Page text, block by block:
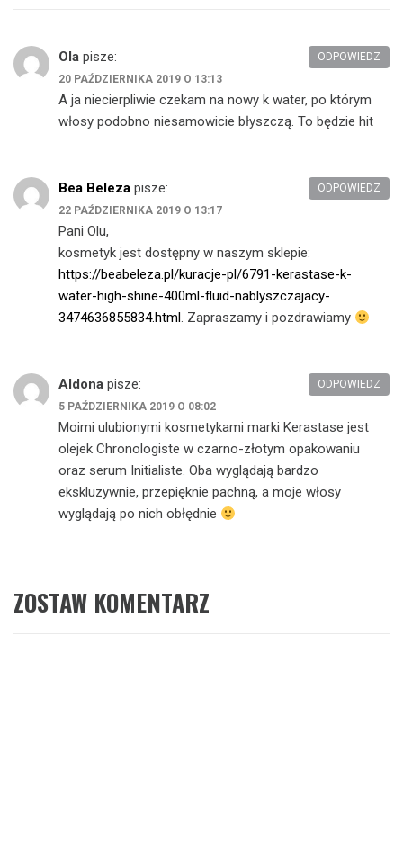
Ola pisze:
20 PAŹDZIERNIKA 2019 O 13:13
A ja niecierpliwie czekam na nowy k water, po którym
włosy podobno niesamowicie błyszczą. To będzie hit
ODPOWIEDZ
Bea Beleza pisze:
22 PAŹDZIERNIKA 2019 O 13:17
Pani Olu,
kosmetyk jest dostępny w naszym sklepie:
https://beabeleza.pl/kuracje-pl/6791-kerastase-k-
water-high-shine-400ml-fluid-nablyszczajacy-
3474636855834.html. Zapraszamy i pozdrawiamy
ODPOWIEDZ
Aldona pisze:
5 PAŹDZIERNIKA 2019 O 08:02
Moimi ulubionymi kosmetykami marki Kerastase jest
olejek Chronologiste w czarno-złotym opakowaniu
oraz serum Initialiste. Oba wyglądają bardzo
ekskluzywnie, przepięknie pachną, a moje włosy
wyglądają po nich obłędnie
ODPOWIEDZ
ZOSTAW KOMENTARZ